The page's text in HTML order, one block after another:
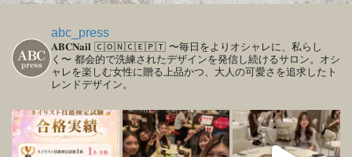
abc_press
𝐀𝐁𝐂𝐍𝐚𝐢𝐥 🄲🄾🄽🄲🄴🄿🅃 〜毎日をよりオシャレに、私らし
く〜 都会的で洗練されたデザインを発信し続けるサロン。オシ
ャレを楽しむ女性に贈る上品かつ、大人の可愛さを追求したト
レンドデザイン。